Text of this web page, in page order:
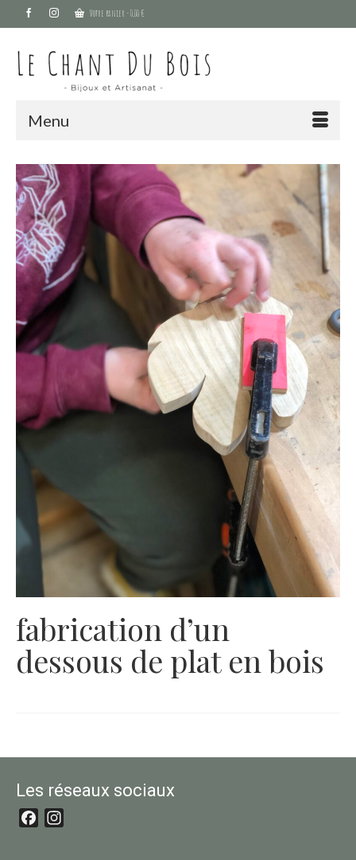
Votre panier -0,00€
Menu
fabrication d’un
dessous de plat en bois
Les réseaux sociaux
Facebook